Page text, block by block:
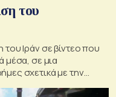
του
Ιράν σε βίντεο που
μέσα, σε μια
σχετικά με την